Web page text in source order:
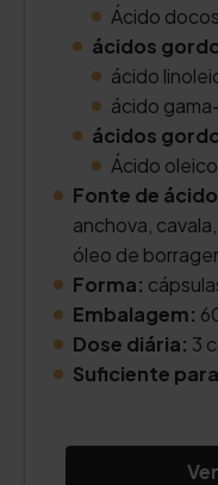
Ácido
ácidos
ácido
ácido
ácidos
Ácido
Fonte de
anchova,
óleo de
Forma:
Embalagem:
Dose diária: 3
Suficiente